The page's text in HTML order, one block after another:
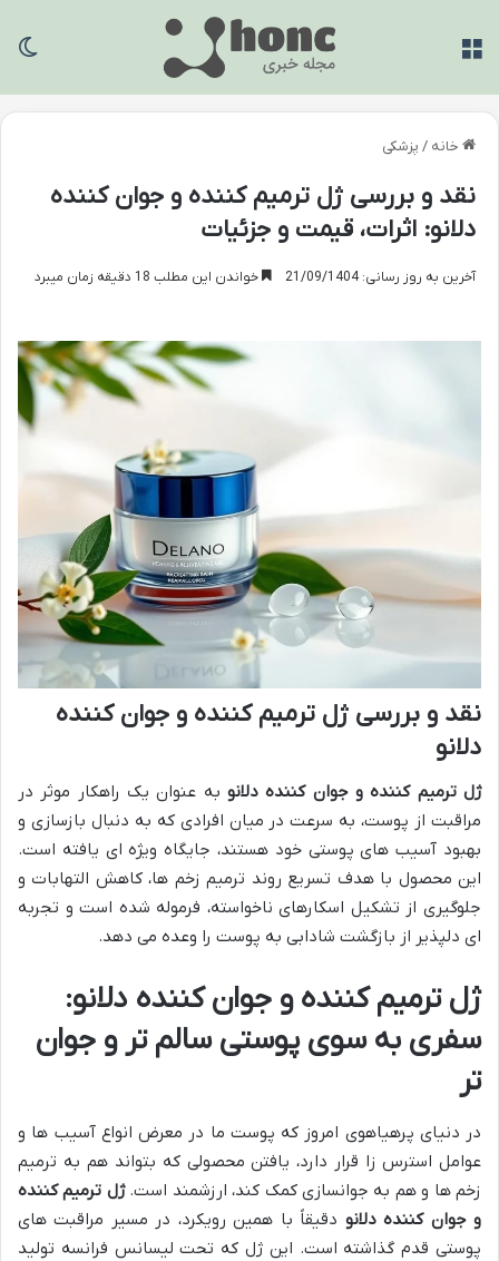
خانه / پزشکی
نقد و بررسی ژل ترمیم کننده و جوان کننده
دلانو: اثرات، قیمت و جزئیات
آخرین به روز رسانی: 21/09/1404 خواندن این مطلب 18 دقیقه زمان میبرد
نقد و بررسی ژل ترمیم کننده و جوان کننده
دلانو
ژل ترمیم کننده و جوان کننده دلانو به عنوان یک راهکار موثر در
مراقبت از پوست، به سرعت در میان افرادی که به دنبال بازسازی و
بهبود آسیب های پوستی خود هستند، جایگاه ویژه ای یافته است.
این محصول با هدف تسریع روند ترمیم زخم ها، کاهش التهابات و
جلوگیری از تشکیل اسکارهای ناخواسته، فرموله شده است و تجربه
ای دلپذیر از بازگشت شادابی به پوست را وعده می دهد.
ژل ترمیم کننده و جوان کننده دلانو:
سفری به سوی پوستی سالم تر و جوان
تر
در دنیای پرهیاهوی امروز که پوست ما در معرض انواع آسیب ها و
عوامل استرس زا قرار دارد، یافتن محصولی که بتواند هم به ترمیم
زخم ها و هم به جوانسازی کمک کند، ارزشمند است.ژل ترمیم کننده
و جوان کننده دلانو دقیقاً با همین رویکرد، در مسیر مراقبت های
پوستی قدم گذاشته است. این ژل که تحت لیسانس فرانسه تولید